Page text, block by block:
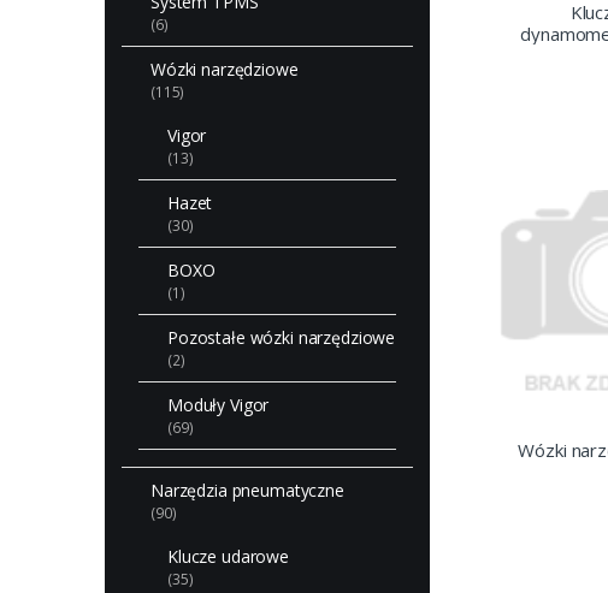
(6)
Wózki narzędziowe
(115)
Vigor
(13)
Hazet
(30)
BOXO
(1)
Pozostałe wózki narzędziowe
(2)
Moduły Vigor
(69)
Narzędzia pneumatyczne
(90)
Klucze udarowe
(35)
Wózki